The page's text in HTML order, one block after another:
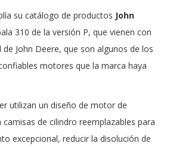
su catálogo de productos John
310 de la versión P, que vienen con
John Deere, que son algunos de los
motores que la marca haya
utilizan un diseño de motor de
de cilindro reemplazables para
excepcional, reducir la disolución de